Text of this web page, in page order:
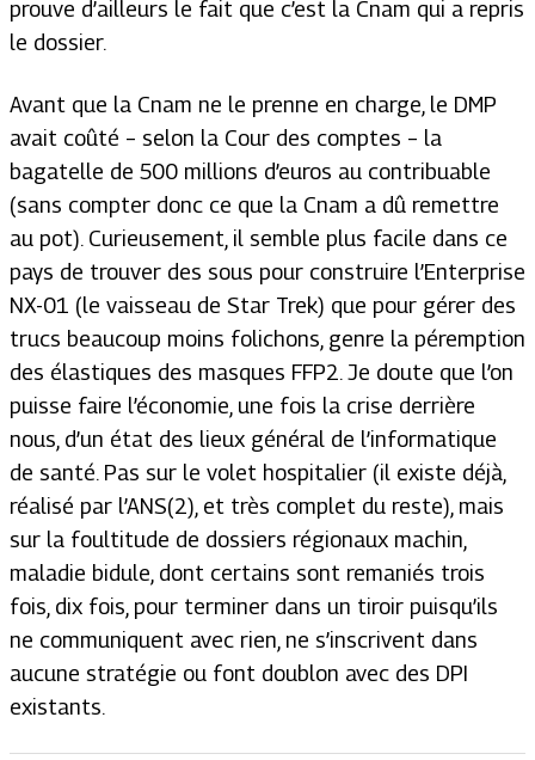
prouve d’ailleurs le fait que c’est la Cnam qui a repris
le dossier.
Avant que la Cnam ne le prenne en charge, le DMP
avait coûté – selon la Cour des comptes – la
bagatelle de 500 millions d’euros au contribuable
(sans compter donc ce que la Cnam a dû remettre
au pot). Curieusement, il semble plus facile dans ce
pays de trouver des sous pour construire l’Enterprise
NX-01 (le vaisseau de Star Trek) que pour gérer des
trucs beaucoup moins folichons, genre la péremption
des élastiques des masques FFP2. Je doute que l’on
puisse faire l’économie, une fois la crise derrière
nous, d’un état des lieux général de l’informatique
de santé. Pas sur le volet hospitalier (il existe déjà,
réalisé par l’ANS(2), et très complet du reste), mais
sur la foultitude de dossiers régionaux machin,
maladie bidule, dont certains sont remaniés trois
fois, dix fois, pour terminer dans un tiroir puisqu’ils
ne communiquent avec rien, ne s’inscrivent dans
aucune stratégie ou font doublon avec des DPI
existants.